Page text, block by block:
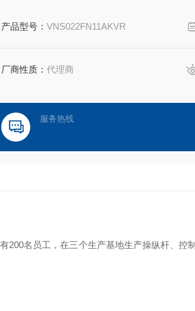
，具备自动复位、机械锁等功能。
产品型号：VNS022FN11AKVR
厂商性质：代理商
服务热线
200名员工，在三个生产基地生产操纵杆、控制